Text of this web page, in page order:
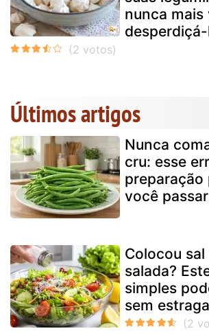
nunca mais
Últimos artigos
Nunca
cru: esse
preparação
você
Colocou
salada?
simples
sem